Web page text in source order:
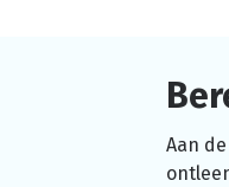
Aan